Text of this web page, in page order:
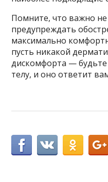
Помните, что важно
предупреждать
максимально
пусть никакой
дискомфорта —
телу, и оно ответит